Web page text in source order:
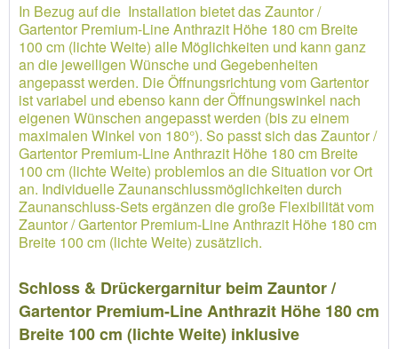
In Bezug auf die Installation bietet das Zauntor /
Gartentor Premium-Line Anthrazit Höhe 180 cm Breite
100 cm (lichte Weite) alle Möglichkeiten und kann ganz
an die jeweiligen Wünsche und Gegebenheiten
angepasst werden. Die Öffnungsrichtung vom Gartentor
ist variabel und ebenso kann der Öffnungswinkel nach
eigenen Wünschen angepasst werden (bis zu einem
maximalen Winkel von 180°). So passt sich das Zauntor /
Gartentor Premium-Line Anthrazit Höhe 180 cm Breite
100 cm (lichte Weite) problemlos an die Situation vor Ort
an. Individuelle Zaunanschlussmöglichkeiten durch
Zaunanschluss-Sets ergänzen die große Flexibilität vom
Zauntor / Gartentor Premium-Line Anthrazit Höhe 180 cm
Breite 100 cm (lichte Weite) zusätzlich.
Schloss & Drückergarnitur beim Zauntor /
Gartentor Premium-Line Anthrazit Höhe 180 cm
Breite 100 cm (lichte Weite) inklusive